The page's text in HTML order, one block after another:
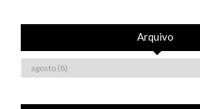
Arquivo